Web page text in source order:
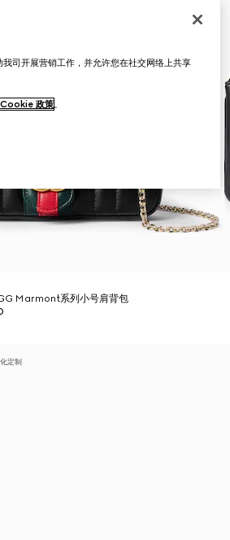
Marmont系列小号肩背包
定制
司开展营销工作，并允许您在社交网络上共享
Cookie 政策。